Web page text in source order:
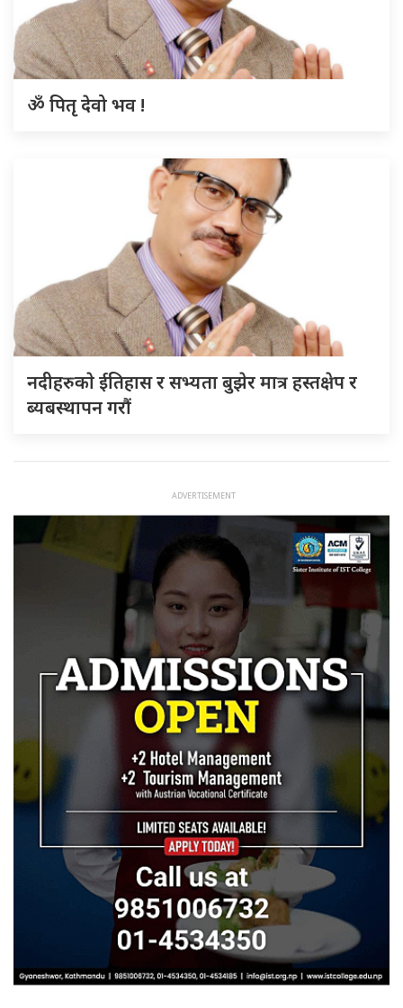
ॐ पितृ देवो भव !
नदीहरुकाे ईतिहास र सभ्यता बुझेर मात्र हस्तक्षेप र
ब्यबस्थापन गराैं